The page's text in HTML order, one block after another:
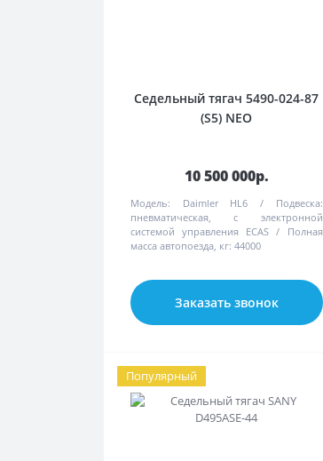
Седельный тягач 5490-024-87
(S5) NEO
10 500 000р.
Модель: Daimler HL6
Подвеска:
пневматическая, с электронной
системой управления ECAS
Полная
масса автопоезда, кг: 44000
Заказать звонок
Популярный